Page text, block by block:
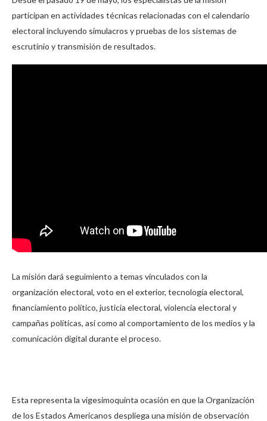
participan en actividades técnicas relacionadas con el calendario
electoral incluyendo simulacros y pruebas de los sistemas de
escrutinio y transmisión de resultados.
La misión dará seguimiento a temas vinculados con la
organización electoral, voto en el exterior, tecnología electoral,
financiamiento político, justicia electoral, violencia electoral y
campañas políticas, así como al comportamiento de los medios y la
comunicación digital durante el proceso.
Esta representa la vigesimoquinta ocasión en que la Organización
de los Estados Americanos despliega una misión de observación